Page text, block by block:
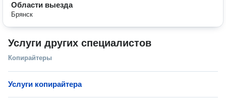
Области выезда
Брянск
Услуги других специалистов
Копирайтеры
Услуги копирайтера